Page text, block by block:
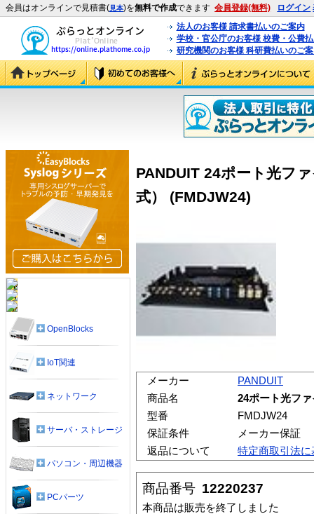
会員はオンラインで見積書(見本)を無料で作成できます 会員登録(無料) ログイン
法人のお客様 請求書払いのご案内
学校・官公庁のお客様 校費・公費
研究機関のお客様 科研費払いのご
PANDUIT 24ポート光フ
式） (FMDJW24)
メーカー
PANDUIT
商品名
24ポート光フ
型番
FMDJW24
保証条件
メーカー保証
返品について
特定商取引法
商品番号 12220237
本商品は販売を終了しました
OpenBlocks
IoT関連
ネットワーク
サーバ・ストレージ
パソコン・周辺機器
PCパーツ